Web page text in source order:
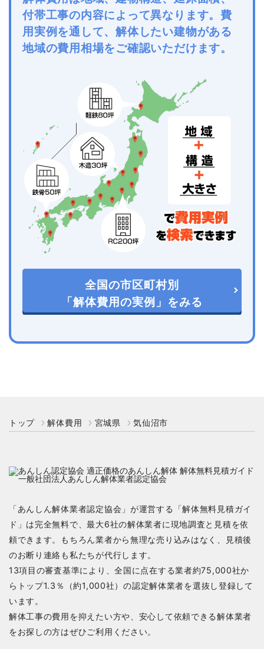
付帯工事の内容によって異なります。費
用実例を通して、解体したい建物がある
地域の費用相場をご確認いただけます。
全国の市区町村別
「解体費用の実例」をみる
トップ 解体費用 宮城県 気仙沼市
「あんしん解体業者認定協会」が運営する「解体無料見積ガイ
ド」は完全無料で、最大6社の解体業者に現地調査と見積を依
頼できます。もちろん業者から無理な売り込みはなく、見積後
のお断り連絡も私たちが代行します。
13項目の審査基準により、全国に点在する業者約75,000社か
らトップ1.3％（約1,000社）の認定解体業者を選抜し登録して
います。
解体工事の費用を抑えたい方や、安心して依頼できる解体業者
をお探しの方はぜひご利用ください。